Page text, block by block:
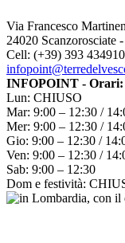
Via Francesco
24020 Scanzorosciate
Cell: (+39) 393
INFOPOINT - Orari:
Lun: CHIUSO
Mar: 9:00 – 12:30 /
Mer: 9:00 – 12:30 /
Gio: 9:00 – 12:30 /
Ven: 9:00 – 12:30 /
Sab: 9:00 – 12:30
Dom e festività: